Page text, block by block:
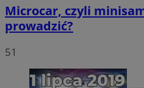
Microcar, czyli
prowadzić?
51